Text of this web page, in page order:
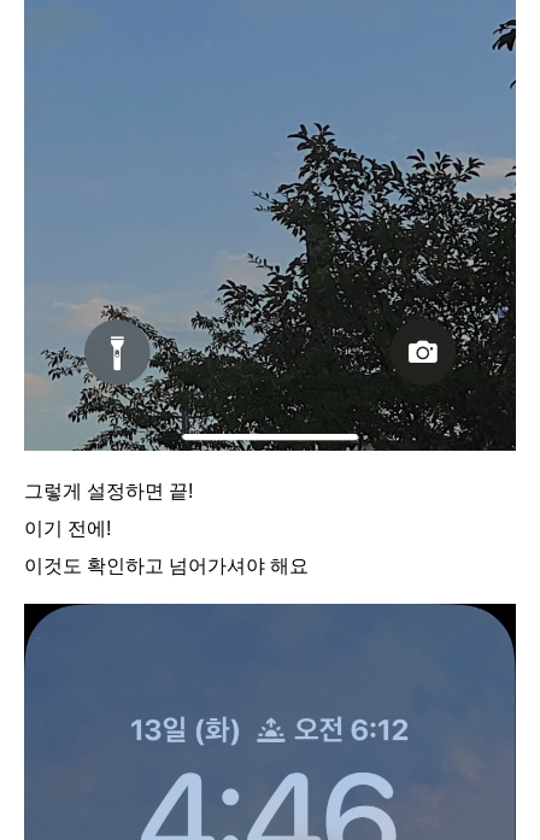
그렇게 설정하면 끝!
이기 전에!
이것도 확인하고 넘어가셔야 해요